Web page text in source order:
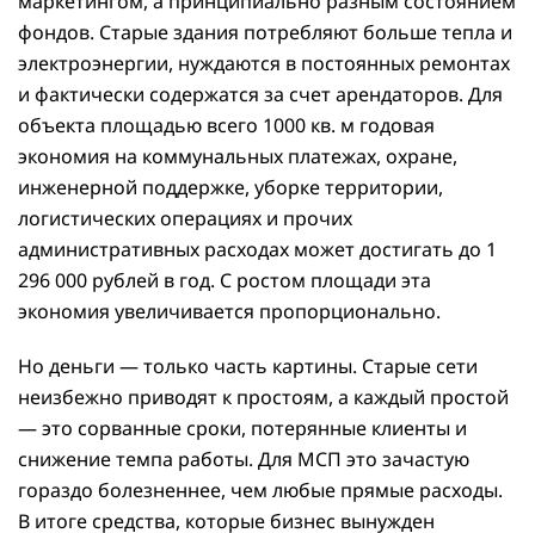
фондов. Старые здания потребляют больше тепла и
электроэнергии, нуждаются в постоянных ремонтах
и фактически содержатся за счет арендаторов. Для
объекта площадью всего 1000 кв. м годовая
экономия на коммунальных платежах, охране,
инженерной поддержке, уборке территории,
логистических операциях и прочих
административных расходах может достигать до 1
296 000 рублей в год. С ростом площади эта
экономия увеличивается пропорционально.
Но деньги — только часть картины. Старые сети
неизбежно приводят к простоям, а каждый простой
— это сорванные сроки, потерянные клиенты и
снижение темпа работы. Для МСП это зачастую
гораздо болезненнее, чем любые прямые расходы.
В итоге средства, которые бизнес вынужден